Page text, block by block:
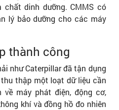
chất dinh dưỡng. CMMS có
lý bảo dưỡng cho các máy
thành công
như Caterpillar đã tận dụng
thập một loạt dữ liệu cần
máy phát điện, động cơ,
khí và đồng hồ đo nhiên